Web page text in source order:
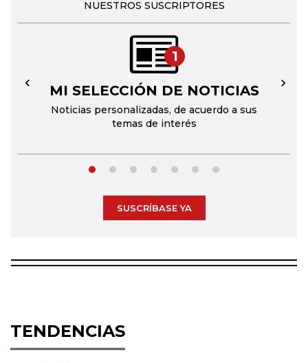
NUESTROS SUSCRIPTORES
1
MI SELECCIÓN DE NOTICIAS
Noticias personalizadas, de acuerdo a sus
temas de interés
← →
SUSCRÍBASE YA
TENDENCIAS